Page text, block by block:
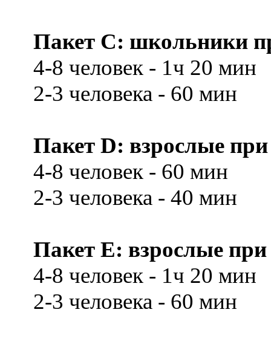
Пакет С: школьники
4-8 человек - 1ч 20 мин
2-3 человека - 60 мин
Пакет D: взрослые
4-8 человек - 60 мин
2-3 человека - 40 мин
Пакет E: взрослые при
4-8 человек - 1ч 20 мин
2-3 человека - 60 мин